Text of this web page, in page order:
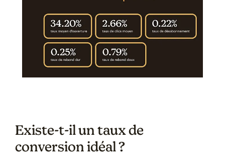
Existe-t-il un taux de
conversion idéal ?